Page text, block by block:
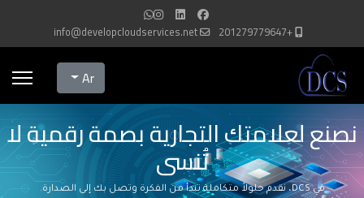
+201279779647
info@developcloudservices.net
Select your language
Ar
نصنع لعلامتك التجارية بصمة رقمية لا
تُنسى
في DCS، نقدم حلولاً متكاملة تبدأ من الفكرة وتصل بك إلى الصدارة.